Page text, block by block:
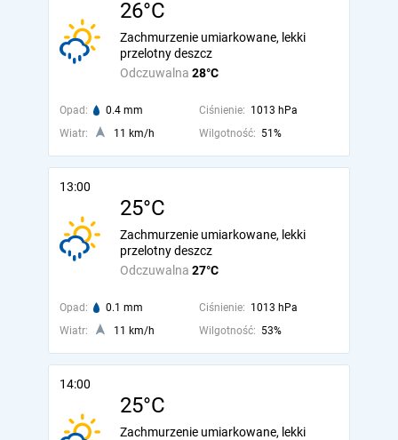
26°C
Odczuwalna 28°C
Zachmurzenie umiarkowane, lekki
przelotny deszcz
Opad: 0.4 mm Ciśnienie: 1013 hPa
Wiatr:
11 km/h Wilgotność: 51%
13:00
25°C
Odczuwalna 27°C
Zachmurzenie umiarkowane, lekki
przelotny deszcz
Opad: 0.1 mm Ciśnienie: 1013 hPa
Wiatr:
11 km/h Wilgotność: 53%
14:00
25°C
Zachmurzenie umiarkowane, lekki